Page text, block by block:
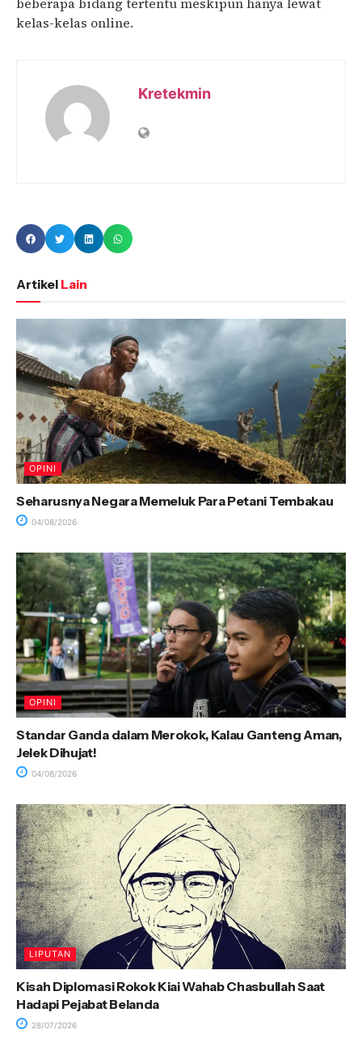
kelas-kelas online.
Kretekmin
Artikel Lain
OPINI
Seharusnya Negara Memeluk Para Petani Tembakau
04/08/2026
OPINI
Standar Ganda dalam Merokok, Kalau Ganteng Aman,
Jelek Dihujat!
04/08/2026
LIPUTAN
Kisah Diplomasi Rokok Kiai Wahab Chasbullah Saat
Hadapi Pejabat Belanda
28/07/2026